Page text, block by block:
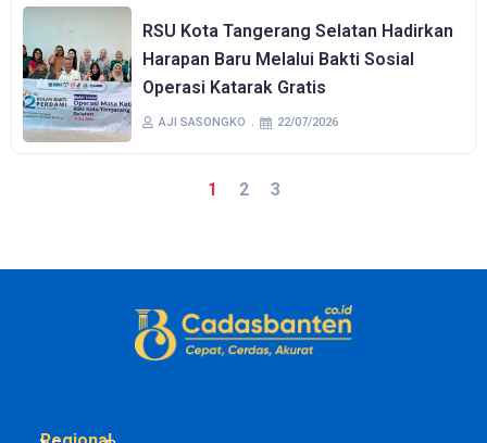
RSU Kota Tangerang Selatan Hadirkan
Harapan Baru Melalui Bakti Sosial
Operasi Katarak Gratis
AJI SASONGKO 22/07/2026
1 2 3